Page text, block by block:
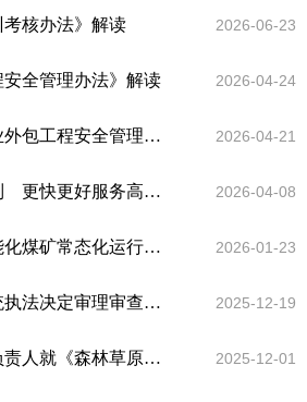
考核办法》解读 2026-06-23
安全管理办法》解读 2026-04-24
《自治区工贸行业企业外包工程安全管理办法》出台 2026-04-21
构建权责一致工作机制 更快更好服务高质量发展 2026-04-08
《关于进一步加强智能化煤矿常态化运行的通知》解读 2026-01-23
《自治区应急管理系统执法决定审理审查管理办法》解读 2025-12-19
司法部、应急管理部负责人就《森林草原防灭火条例》答记者问 2025-12-01